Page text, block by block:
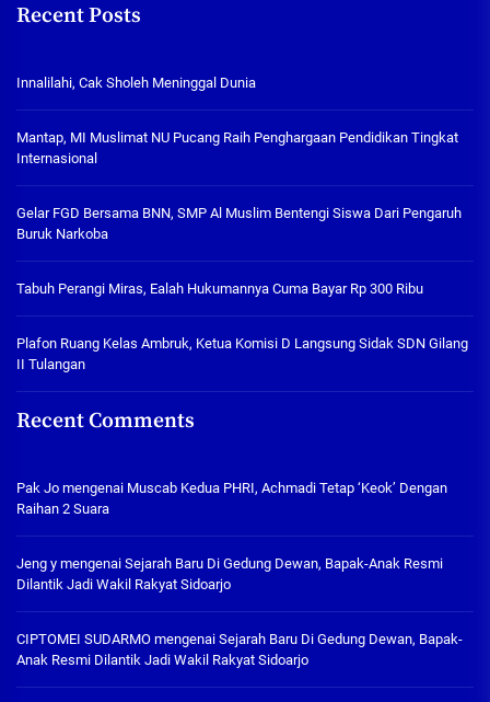
Recent Posts
Innalilahi, Cak Sholeh Meninggal Dunia
Mantap, MI Muslimat NU Pucang Raih Penghargaan Pendidikan Tingkat
Internasional
Gelar FGD Bersama BNN, SMP Al Muslim Bentengi Siswa Dari Pengaruh
Buruk Narkoba
Tabuh Perangi Miras, Ealah Hukumannya Cuma Bayar Rp 300 Ribu
Plafon Ruang Kelas Ambruk, Ketua Komisi D Langsung Sidak SDN Gilang
II Tulangan
Recent Comments
Pak Jo mengenai Muscab Kedua PHRI, Achmadi Tetap ‘Keok’ Dengan
Raihan 2 Suara
Jeng y mengenai Sejarah Baru Di Gedung Dewan, Bapak-Anak Resmi
Dilantik Jadi Wakil Rakyat Sidoarjo
CIPTOMEI SUDARMO mengenai Sejarah Baru Di Gedung Dewan, Bapak-
Anak Resmi Dilantik Jadi Wakil Rakyat Sidoarjo